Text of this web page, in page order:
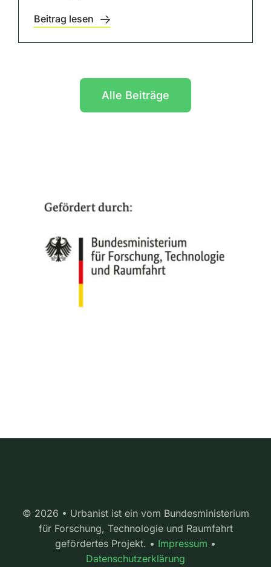
Beitrag lesen
Alle Beiträge
© 2026 • Urbanist ist ein vom Bundesministerium
für Forschung, Technologie und Raumfahrt
gefördertes Projekt. • Impressum •
Datenschutzerklärung